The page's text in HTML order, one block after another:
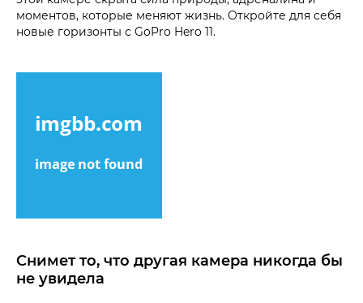
моментов, которые меняют жизнь. Откройте для себя
новые горизонты с GoPro Hero 11.
Снимет то, что другая камера никогда бы
не увидела